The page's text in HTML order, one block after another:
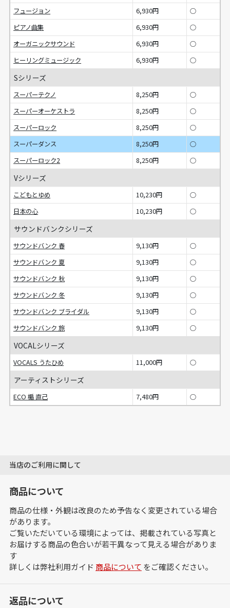
フュージョン
6,930円
○
ピアノ曲集
6,930円
○
オーガニックサウンド
6,930円
○
ヒーリングミュージック
6,930円 ○
Sシリーズ
スーパーテクノ 8,250円
○
スーパーオーケストラ
8,250円
○
スーパーロック
8,250円
○
スーパーダンス
8,250円
○
スーパーロック2
8,250円 ○
Vシリーズ
こどもとゆめ 10,230円
○
日本の心
10,230円 ○
サウンドバンクシリーズ
サウンドバンク 春 9,130円
○
サウンドバンク 夏
9,130円
○
サウンドバンク 秋
9,130円
○
サウンドバンク 冬
9,130円
○
サウンドバンク ブライダル
9,130円
○
サウンドバンク 旅
9,130円 ○
VOCALシリーズ
VOCALS うたひめ 11,000円 ○
アーティストシリーズ
ECO 楯 直己 7,480円 ○
当店のご利用に関して
商品について
商品の仕様・外観は改良のため予告なく変更されている場合
があります。
ご覧いただいている環境によっては、掲載されている写真と
お届けする商品の色合いが若干異なって見える場合がありま
す
詳しくは弊社利用ガイド 商品について をご確認ください。
返品について